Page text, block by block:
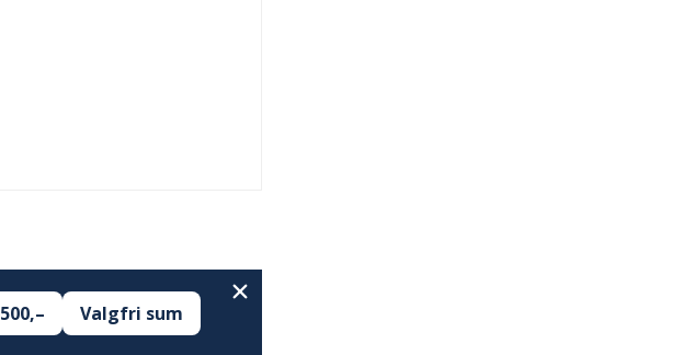
500,– Valgfri sum